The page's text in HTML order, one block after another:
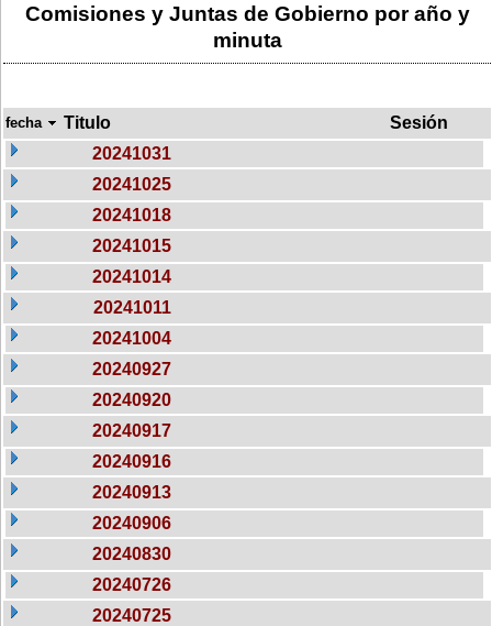
Comisiones y Juntas de Gobierno por año y
minuta
fecha Titulo
Sesión
20241031
20241025
20241018
20241015
20241014
20241011
20241004
20240927
20240920
20240917
20240916
20240913
20240906
20240830
20240726
20240725